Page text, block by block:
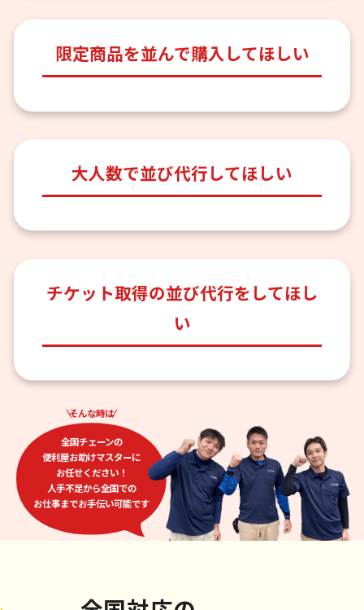
限定商品を並んで購入してほしい
大人数で並び代行してほしい
チケット取得の並び代行をしてほし
い
そんな時は
全国チェーンの
便利屋お助けマスターに
お任せください！
人手不足から全国での
お仕事までお手伝い可能です